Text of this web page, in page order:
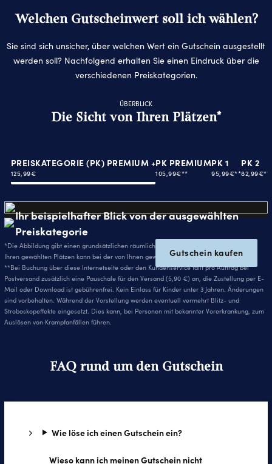
Welchen Gutscheinwert soll ich wählen?
Sie sind sich un­si­cher, über wel­chen Wert ein Gut­schein aus­ge­stellt
wer­den soll? Nachfolgend erhalten Sie einen Eindruck über die
verschiedenen Preiskategorien.
ÜBERBLICK
Die Sicht von Ihren Plätzen*
PREISKATEGORIE (PK) PREMIUM +
125,99€
PK PREMIUM
105,99€**
PK 1
95,99€**
PK 2
82,99€**
Ihr beispielhafter Blick von der ausgewählten
Preiskategorie
Gutschein kaufen
*Die Abbildung gibt einen grundsätzlichen räumlichen Eindruck wieder. Die Sicht von
Ihren gewählten Plätzen kann bei der von Ihnen gewählten Veranstaltung abweichen.
**Bei Buchung über diese Internetseite oder den Kundenservice fällt pro Auftrag bei
Postversand zusätzlich eine Pauschale für den Versand (5,90 €) an, die Zustellung per E-
Mail oder Download ist gebührenfrei. Kein Einlass für Kinder unter 3 Jahren. Änderungen
sind vorbehalten. Während der Vorstellung werden eventuell vermehrt Blitz- und
Stroboskopeffekte eingesetzt. Dies kann, bei Personen mit bekannter Vorerkrankung, zum
Auslösen von Krampfanfällen führen.
FAQ rund um den Gutschein
Wie löse ich einen Gutschein ein?
Wieso kann ich meinen Gutschein nicht